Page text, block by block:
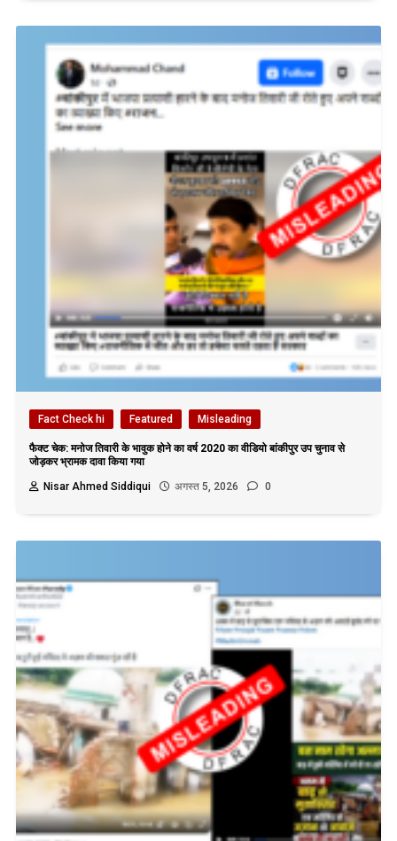
Fact Check hi Featured Misleading
फैक्ट चेक: मनोज तिवारी के भावुक होने का वर्ष 2020 का वीडियो बांकीपुर उप चुनाव से
जोड़कर भ्रामक दावा किया गया
Nisar Ahmed Siddiqui
अगस्त 5, 2026 0